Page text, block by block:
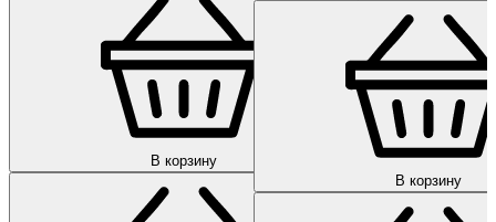
В корзину
В корзину